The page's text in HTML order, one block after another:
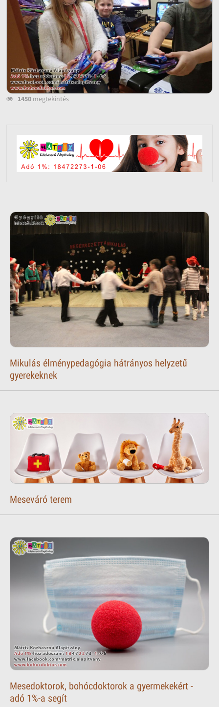
1450megtekintés
Mikulás élménypedagógia hátrányos helyzetű
gyerekeknek
Meseváró terem
Mesedoktorok, bohócdoktorok a gyermekekért -
adó 1%-a segít